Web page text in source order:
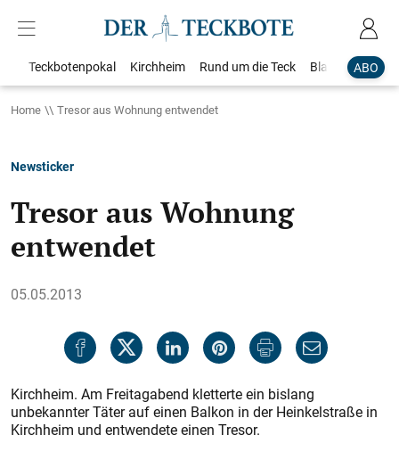
ABO
Teckbotenpokal Kirchheim Rund um die Teck Blaulicht
Home Tresor aus Wohnung entwendet
Newsticker
Tresor aus Wohnung
entwendet
05.05.2013
Kirchheim. Am Freitagabend kletterte ein bislang
unbekannter Täter auf einen Balkon in der Heinkelstraße in
Kirchheim und entwendete einen Tresor.